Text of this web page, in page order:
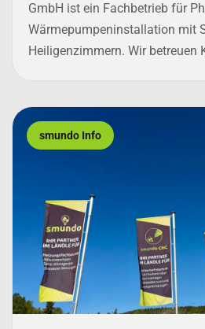
GmbH ist ein Fachbetrieb für
Wärmepumpeninstallation mit
Heiligenzimmern. Wir betreuen
smundo Info